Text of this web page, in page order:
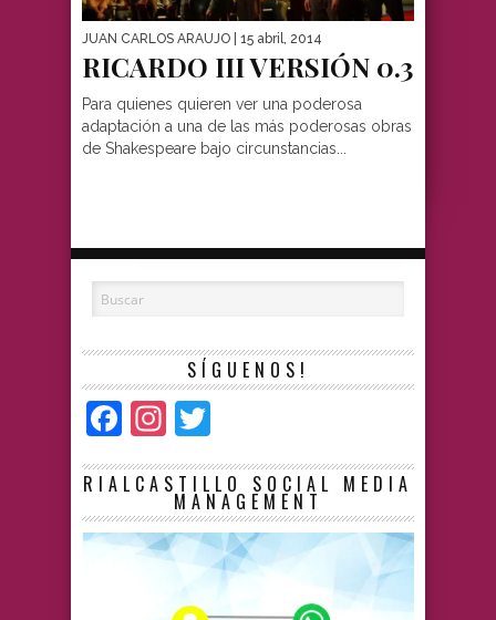
JUAN CARLOS ARAUJO | 15 abril, 2014
RICARDO III VERSIÓN 0.3
Para quienes quieren ver una poderosa
adaptación a una de las más poderosas obras
de Shakespeare bajo circunstancias...
SÍGUENOS!
Facebook
Instagram
RIALCASTILLO SOCIAL MEDIA
MANAGEMENT